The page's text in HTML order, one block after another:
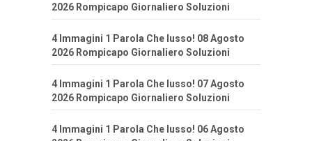
2026 Rompicapo Giornaliero Soluzioni
4 Immagini 1 Parola Che lusso! 08 Agosto
2026 Rompicapo Giornaliero Soluzioni
4 Immagini 1 Parola Che lusso! 07 Agosto
2026 Rompicapo Giornaliero Soluzioni
4 Immagini 1 Parola Che lusso! 06 Agosto